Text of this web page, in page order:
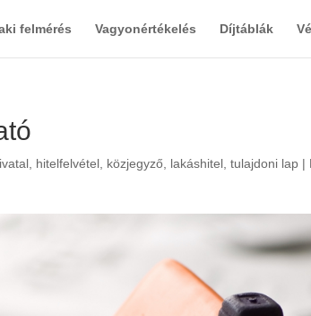
felmérés Vagyonértékelés Díjtáblák
hitelfelvétel közjegyző lakáshitel ,tulajdoni lap |